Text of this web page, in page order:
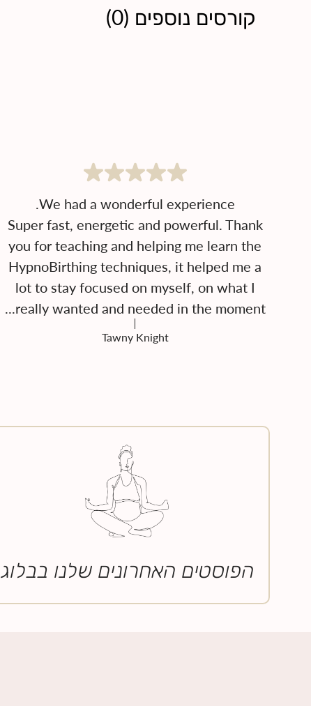
קורסים נוספים (
0
)
Super fast, energetic and powerful. Thank
you for teaching and helping me learn the
HypnoBirthing techniques, it helped me a
lot to stay focused on myself, on what I
really wanted and needed in the moment...
Tawny Knight
הפוסטים האחרונים שלנו בבלוג